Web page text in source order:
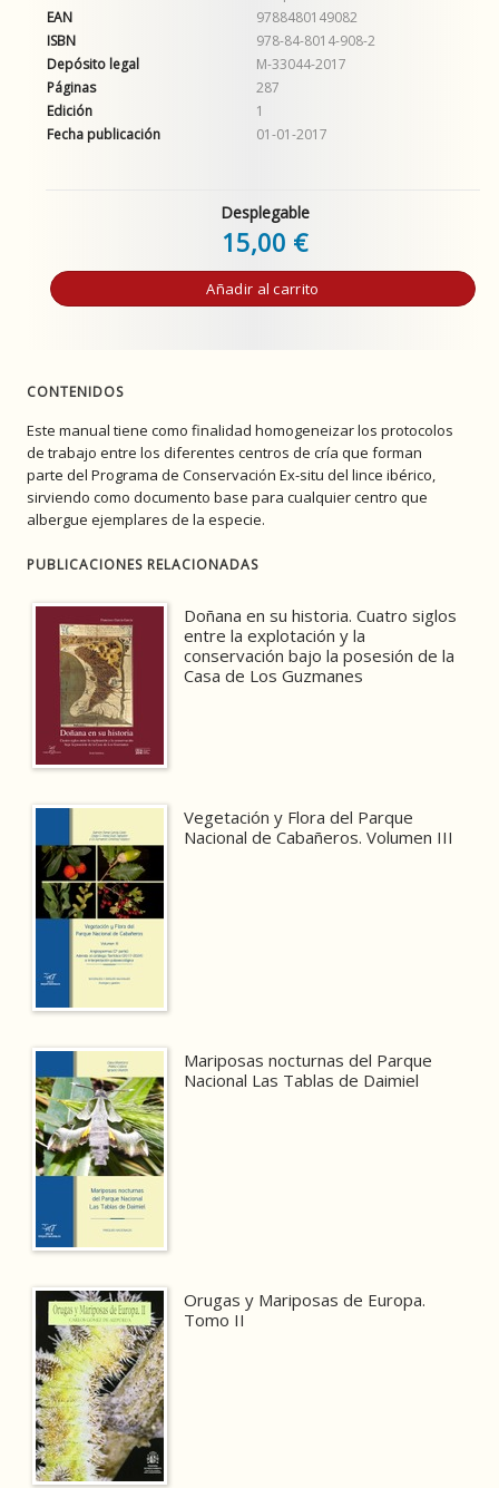
EAN
9788480149082
ISBN
978-84-8014-908-2
Depósito legal
M-33044-2017
Páginas
287
Edición
1
Fecha publicación
01-01-2017
Desplegable
15,00 €
Añadir al carrito
CONTENIDOS
Este manual tiene como finalidad homogeneizar los protocolos
de trabajo entre los diferentes centros de cría que forman
parte del Programa de Conservación Ex-situ del lince ibérico,
sirviendo como documento base para cualquier centro que
albergue ejemplares de la especie.
PUBLICACIONES RELACIONADAS
Doñana en su historia. Cuatro siglos
entre la explotación y la
conservación bajo la posesión de la
Casa de Los Guzmanes
Vegetación y Flora del Parque
Nacional de Cabañeros. Volumen III
Mariposas nocturnas del Parque
Nacional Las Tablas de Daimiel
Orugas y Mariposas de Europa.
Tomo II